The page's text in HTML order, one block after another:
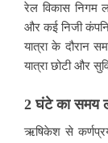
रेल विकास
और कई निजी
यात्रा के दौरान
यात्रा छोटी और
2 घंटे का समय
ऋषिकेश से